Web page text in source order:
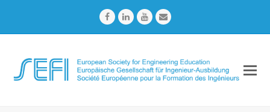
FacebookLinkedInYoutubeEmail